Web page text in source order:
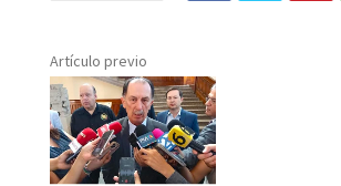
Artículo previo